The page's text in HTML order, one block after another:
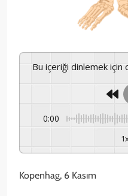
Bu içeriği dinlemek
0:00
Kopenhag, 6 Kasım